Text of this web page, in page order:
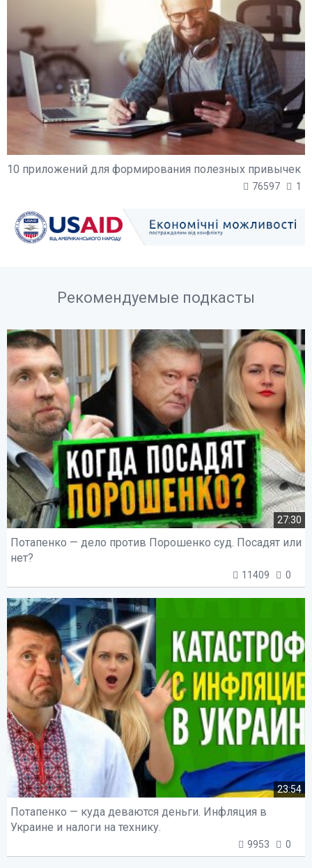
10 приложений для формирования полезных привычек
76597 1
Рекомендуемые подкасты
27:30
Потапенко — дело против Порошенко суд. Посадят или
нет?
11409 0
23:54
Потапенко — куда деваются деньги. Инфляция в
Украине и налоги на технику.
9953 0